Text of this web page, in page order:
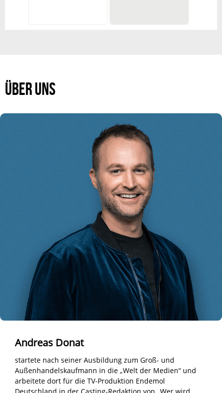
ÜBER UNS
Andreas Donat
startete nach seiner Ausbildung zum Groß- und
Außenhandelskaufmann in die „Welt der Medien“ und
arbeitete dort für die TV-Produktion Endemol